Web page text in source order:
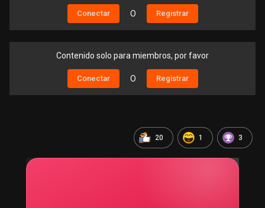
Conectar O Registrar
Contenido solo para miembros, por favor
Conectar O Registrar
20 1 3